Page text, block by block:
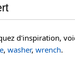
d'inspiration,
, washer, wrench.